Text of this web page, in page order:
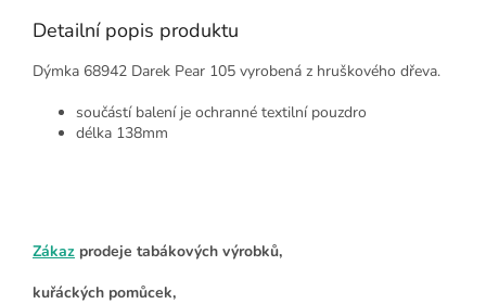
Detailní popis produktu
Dýmka 68942 Darek Pear 105 vyrobená z hruškového dřeva.
součástí balení je ochranné textilní pouzdro
délka 138mm
Zákaz prodeje tabákových výrobků,
kuřáckých pomůcek,